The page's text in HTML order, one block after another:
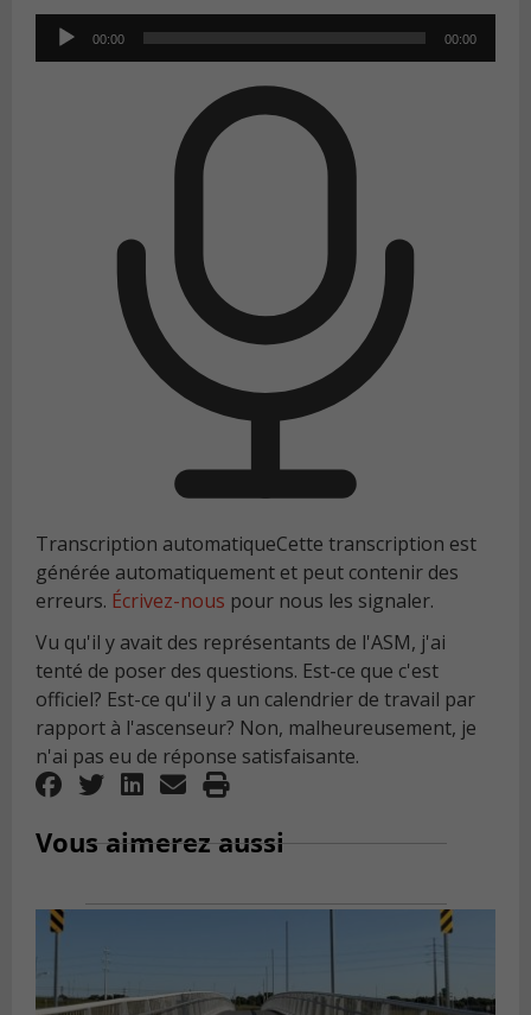
Audio
Player
00:00 00:00
Transcription automatiqueCette transcription est
générée automatiquement et peut contenir des
erreurs. Écrivez-nous pour nous les signaler.
Vu qu'il y avait des représentants de l'ASM, j'ai
tenté de poser des questions. Est-ce que c'est
officiel? Est-ce qu'il y a un calendrier de travail par
rapport à l'ascenseur? Non, malheureusement, je
n'ai pas eu de réponse satisfaisante.
Vous aimerez aussi